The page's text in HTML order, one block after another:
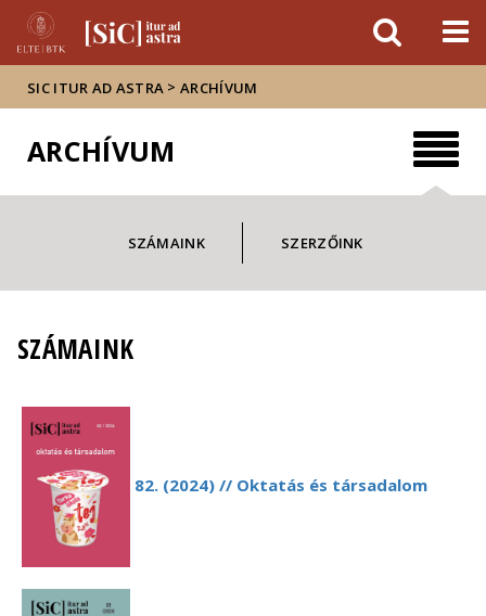
Események
sajtóban
SIC ITUR AD ASTRA >ARCHÍVUM
ARCHÍVUM
SZÁMAINK SZERZŐINK
SZÁMAINK
82. (2024) // Oktatás és társadalom